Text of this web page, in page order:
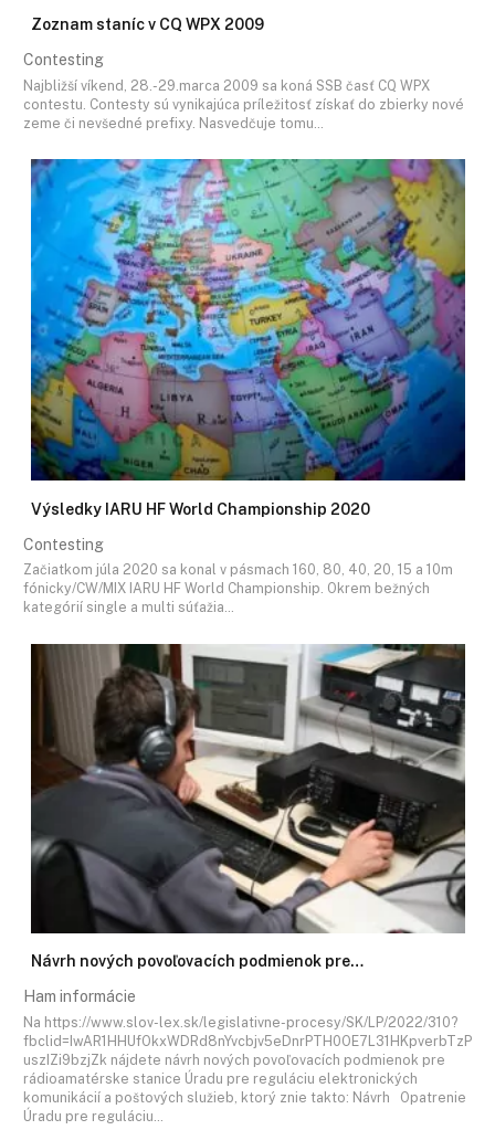
Zoznam staníc v CQ WPX 2009
Contesting
Najbližší víkend, 28.-29.marca 2009 sa koná SSB časť CQ WPX
contestu. Contesty sú vynikajúca príležitosť získať do zbierky nové
zeme či nevšedné prefixy. Nasvedčuje tomu…
Výsledky IARU HF World Championship 2020
Contesting
Začiatkom júla 2020 sa konal v pásmach 160, 80, 40, 20, 15 a 10m
fónicky/CW/MIX IARU HF World Championship. Okrem bežných
kategórií single a multi súťažia…
Návrh nových povoľovacích podmienok pre…
Ham informácie
Na https://www.slov-lex.sk/legislativne-procesy/SK/LP/2022/310?
fbclid=IwAR1HHUfOkxWDRd8nYvcbjv5eDnrPTH0OE7L31HKpverbTzP
uszIZi9bzjZk nájdete návrh nových povoľovacích podmienok pre
rádioamatérske stanice Úradu pre reguláciu elektronických
komunikácií a poštových služieb, ktorý znie takto: Návrh Opatrenie
Úradu pre reguláciu…